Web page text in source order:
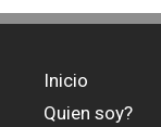
Inicio
Quien soy?